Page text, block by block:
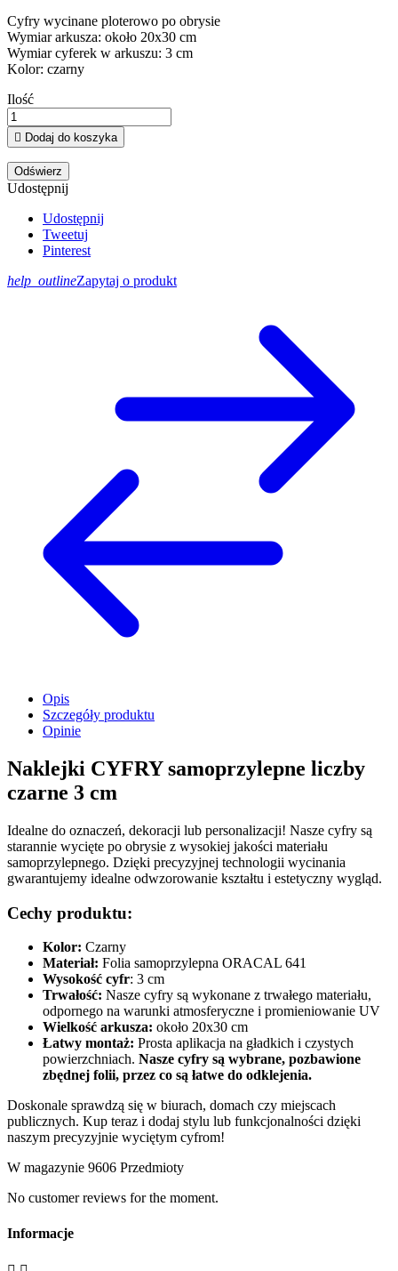
Cyfry wycinane ploterowo po obrysie
Wymiar arkusza: około 20x30 cm
Wymiar cyferek w arkuszu: 3 cm
Kolor: czarny
Ilość
 Dodaj do koszyka
Udostępnij
Udostępnij
Tweetuj
Pinterest
help_outlineZapytaj o produkt
Opis
Szczegóły produktu
Opinie
Naklejki CYFRY samoprzylepne liczby
czarne 3 cm
Idealne do oznaczeń, dekoracji lub personalizacji! Nasze cyfry są
starannie wycięte po obrysie z wysokiej jakości materiału
samoprzylepnego. Dzięki precyzyjnej technologii wycinania
gwarantujemy idealne odwzorowanie kształtu i estetyczny wygląd.
Cechy produktu:
Kolor: Czarny
Materiał: Folia samoprzylepna ORACAL 641
Wysokość cyfr: 3 cm
Trwałość: Nasze cyfry są wykonane z trwałego materiału,
odpornego na warunki atmosferyczne i promieniowanie UV
Wielkość arkusza: około 20x30 cm
Łatwy montaż: Prosta aplikacja na gładkich i czystych
powierzchniach. Nasze cyfry są wybrane, pozbawione
zbędnej folii, przez co są łatwe do odklejenia.
Doskonale sprawdzą się w biurach, domach czy miejscach
publicznych. Kup teraz i dodaj stylu lub funkcjonalności dzięki
naszym precyzyjnie wyciętym cyfrom!
W magazynie 9606 Przedmioty
No customer reviews for the moment.
Informacje